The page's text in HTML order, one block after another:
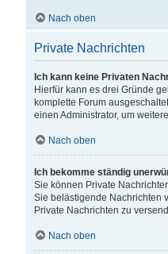
Nach oben
Private Nachrichten
Ich kann keine Privaten
Hierfür kann es drei Gründe
komplette Forum
einen Administrator, um
Nach oben
Ich bekomme ständig
Sie können Private
Sie belästigende Nachrichten
Private Nachrichten zu
Nach oben